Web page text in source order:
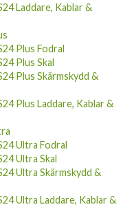
Laddare, Kablar &
Plus Fodral
Plus Skal
Plus Skärmskydd &
Plus Laddare, Kablar &
Ultra Fodral
Ultra Skal
Ultra Skärmskydd &
Ultra Laddare, Kablar &